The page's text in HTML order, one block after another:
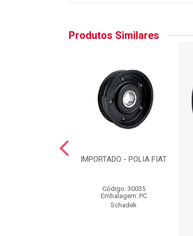
Produtos Similares
IMPORTADO - POLIA FIAT
Código: 30035
Embalagem: PC
Schadek